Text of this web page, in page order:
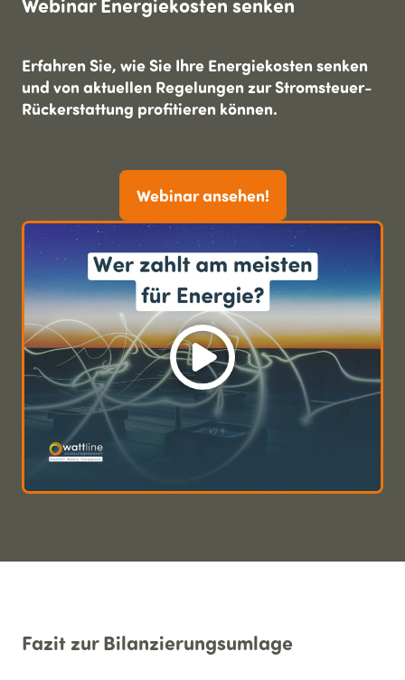
Erfahren Sie, wie Sie Ihre Energiekosten senken
und von aktuellen Regelungen zur Stromsteuer-
Rückerstattung profitieren können.
Webinar ansehen!
Fazit zur Bilanzierungs­umlage